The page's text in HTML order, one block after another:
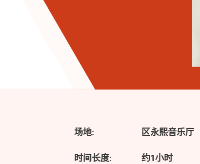
场地: 区永熙音乐厅
时间长度: 约1小时